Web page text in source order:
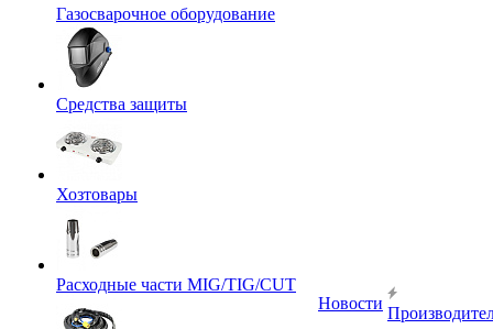
Газосварочное оборудование
Средства защиты
Хозтовары
Расходные части MIG/TIG/CUT
Новости